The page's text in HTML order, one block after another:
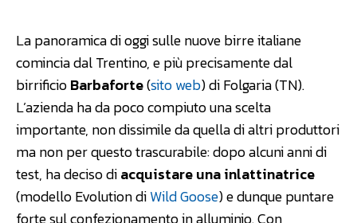
La panoramica di oggi sulle nuove birre italiane
comincia dal Trentino, e più precisamente dal
birrificioBarbaforte(sito web) di Folgaria (TN).
L’azienda ha da poco compiuto una scelta
importante, non dissimile da quella di altri produttori
ma non per questo trascurabile: dopo alcuni anni di
test, ha deciso diacquistare una inlattinatrice
(modello Evolution diWild Goose) e dunque puntare
forte sul confezionamento in alluminio. Con